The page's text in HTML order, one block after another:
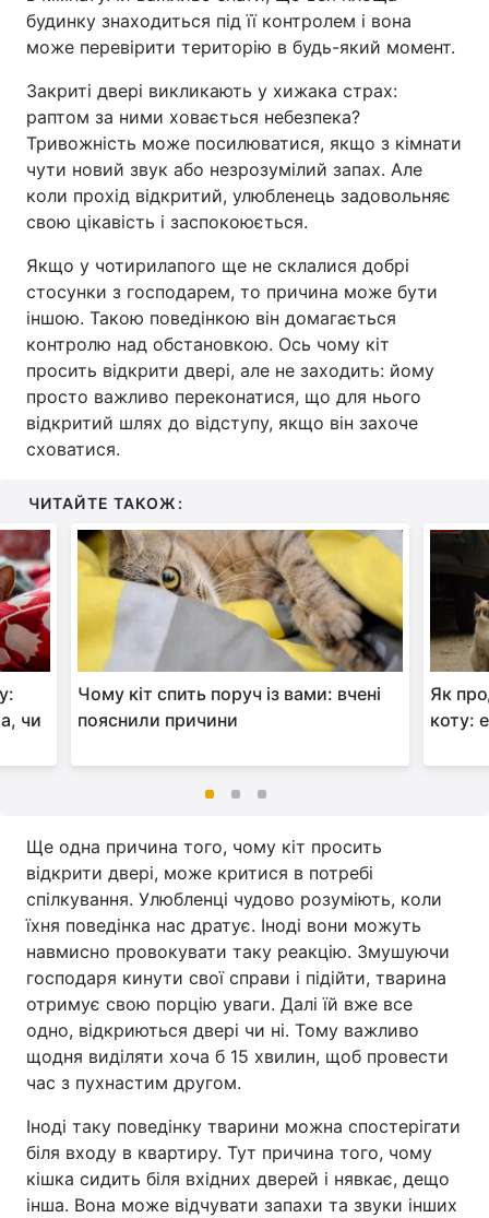
будинку знаходиться під її контролем і вона
може перевірити територію в будь-який момент.
Закриті двері викликають у хижака страх:
раптом за ними ховається небезпека?
Тривожність може посилюватися, якщо з кімнати
чути новий звук або незрозумілий запах. Але
коли прохід відкритий, улюбленець задовольняє
свою цікавість і заспокоюється.
Якщо у чотирилапого ще не склалися добрі
стосунки з господарем, то причина може бути
іншою. Такою поведінкою він домагається
контролю над обстановкою. Ось чому кіт
просить відкрити двері, але не заходить: йому
просто важливо переконатися, що для нього
відкритий шлях до відступу, якщо він захоче
сховатися.
ЧИТАЙТЕ ТАКОЖ:
чи
Чому кіт спить поруч із вами: вчені
пояснили причини
Як
коту:
Ще одна причина того, чому кіт просить
відкрити двері, може критися в потребі
спілкування. Улюбленці чудово розуміють, коли
їхня поведінка нас дратує. Іноді вони можуть
навмисно провокувати таку реакцію. Змушуючи
господаря кинути свої справи і підійти, тварина
отримує свою порцію уваги. Далі їй вже все
одно, відкриються двері чи ні. Тому важливо
щодня виділяти хоча б 15 хвилин, щоб провести
час з пухнастим другом.
Іноді таку поведінку тварини можна спостерігати
біля входу в квартиру. Тут причина того, чому
кішка сидить біля вхідних дверей і нявкає, дещо
інша. Вона може відчувати запахи та звуки інших